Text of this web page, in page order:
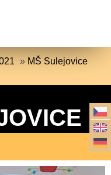
» MŠ Sulejovice